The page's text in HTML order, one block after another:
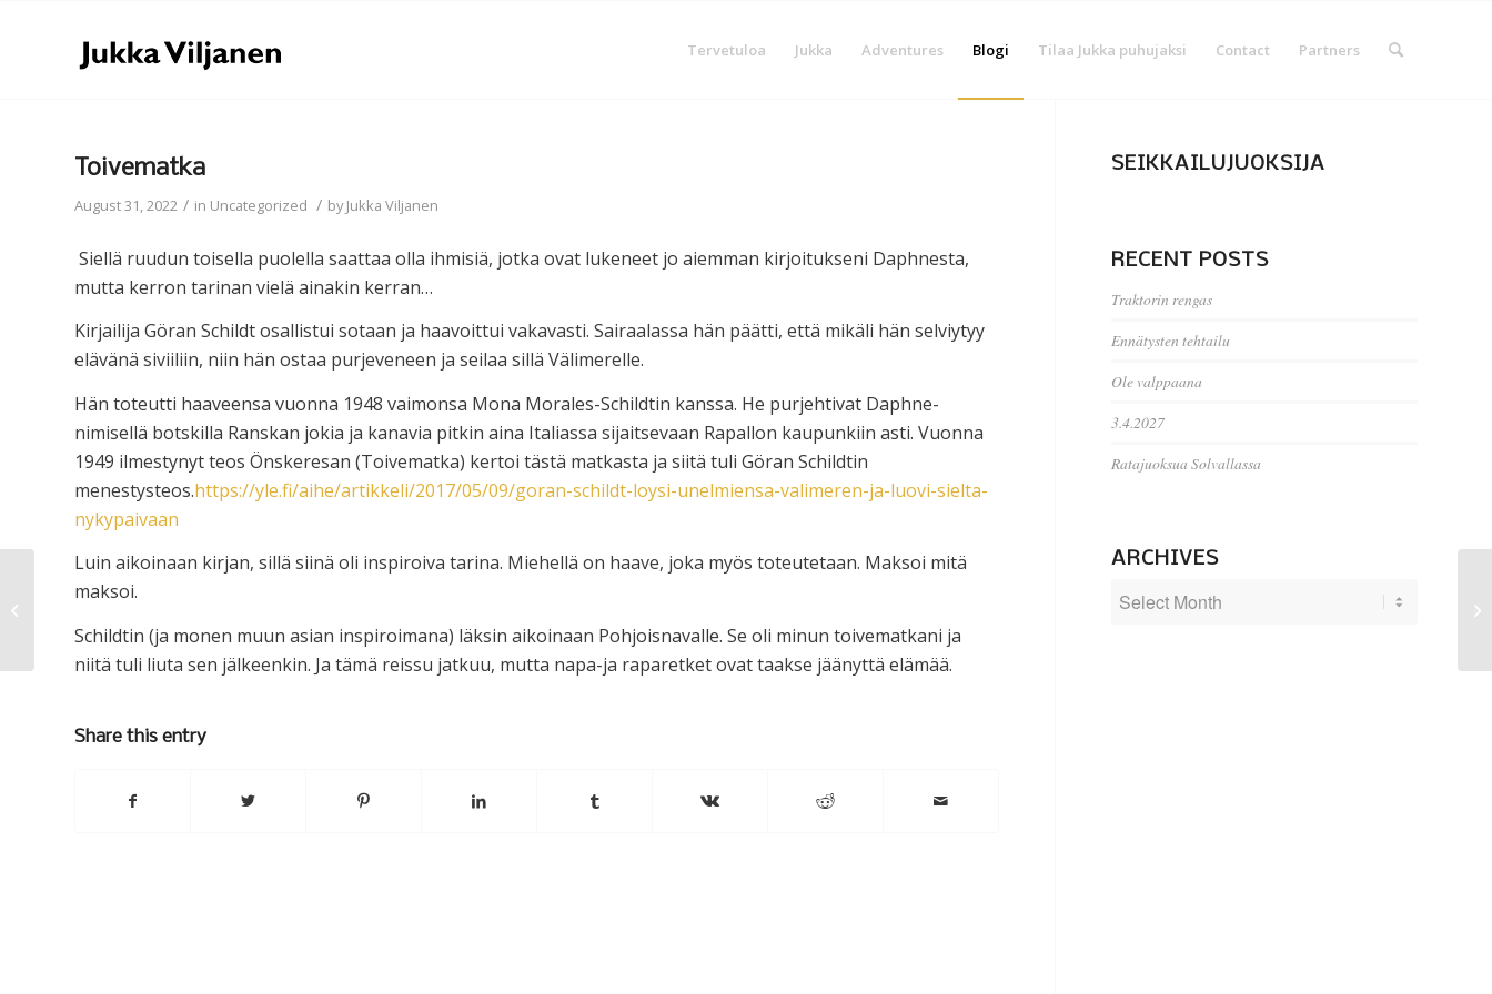
Tervetuloa Jukka Adventures Blogi Tilaa Jukka puhujaksi Contact Partners
Toivematka
August 31, 2022 / in Uncategorized / byJukka Viljanen
Siellä ruudun toisella puolella saattaa olla ihmisiä, jotka ovat lukeneet jo aiemman kirjoitukseni Daphnesta,
mutta kerron tarinan vielä ainakin kerran…
Kirjailija Göran Schildt osallistui sotaan ja haavoittui vakavasti. Sairaalassa hän päätti, että mikäli hän selviytyy
elävänä siviiliin, niin hän ostaa purjeveneen ja seilaa sillä Välimerelle.
Hän toteutti haaveensa vuonna 1948 vaimonsa Mona Morales-Schildtin kanssa. He purjehtivat Daphne-
nimisellä botskilla Ranskan jokia ja kanavia pitkin aina Italiassa sijaitsevaan Rapallon kaupunkiin asti. Vuonna
1949 ilmestynyt teos Önskeresan (Toivematka) kertoi tästä matkasta ja siitä tuli Göran Schildtin
menestysteos.https://yle.fi/aihe/artikkeli/2017/05/09/goran-schildt-loysi-unelmiensa-valimeren-ja-luovi-sielta-
nykypaivaan
Luin aikoinaan kirjan, sillä siinä oli inspiroiva tarina. Miehellä on haave, joka myös toteutetaan. Maksoi mitä
maksoi.
Schildtin (ja monen muun asian inspiroimana) läksin aikoinaan Pohjoisnavalle. Se oli minun toivematkani ja
niitä tuli liuta sen jälkeenkin. Ja tämä reissu jatkuu, mutta napa-ja raparetket ovat taakse jäänyttä elämää.
Share this entry
SEIKKAILUJUOKSIJA
RECENT POSTS
Traktorin rengas
Ennätysten tehtailu
Ole valppaana
3.4.2027
Ratajuoksua Solvallassa
ARCHIVES